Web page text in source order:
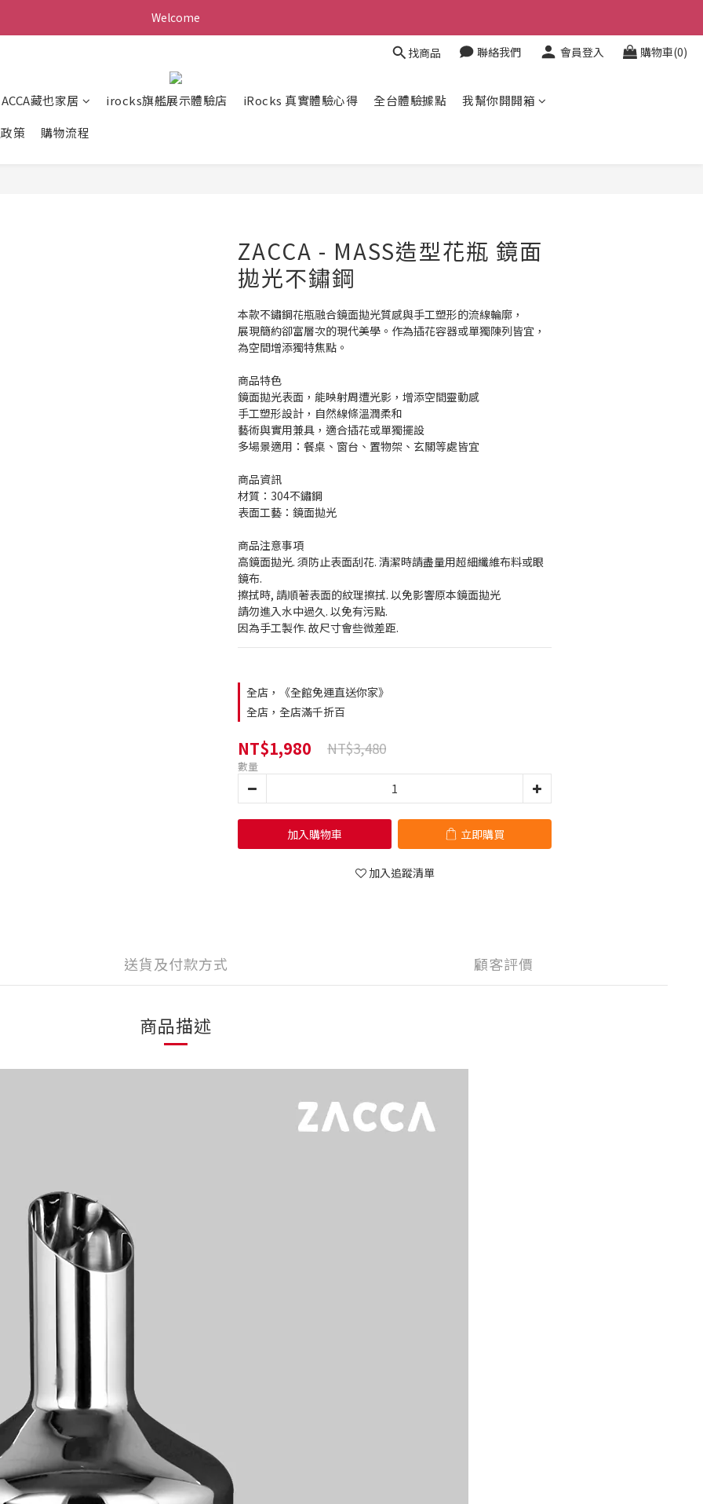
Welcome
找商品 聯絡我們 會員登入 購物車(0)
藏也家居 irocks旗艦展示體驗店 iRocks 真實體驗心得 全台體驗據點
我幫你開開箱
策
購物流程
ZACCA - MASS造型花瓶 鏡面
拋光不鏽鋼
本款不鏽鋼花瓶融合鏡面拋光質感與手工塑形的流線輪廓，
展現簡約卻富層次的現代美學。作為插花容器或單獨陳列皆宜，
為空間增添獨特焦點。
商品特色
鏡面拋光表面，能映射周遭光影，增添空間靈動感
手工塑形設計，自然線條溫潤柔和
藝術與實用兼具，適合插花或單獨擺設
多場景適用：餐桌、窗台、置物架、玄關等處皆宜
商品資訊
材質：304不鏽鋼
表面工藝：鏡面拋光
商品注意事項
高鏡面拋光. 須防止表面刮花. 清潔時請盡量用超細纖維布料或眼
鏡布.
擦拭時, 請順著表面的紋理擦拭. 以免影響原本鏡面拋光
請勿進入水中過久. 以免有污點.
因為手工製作. 故尺寸會些微差距.
全店，《全館免運直送你家》
全店，全店滿千折百
NT$1,980 NT$3,480
數量
加入購物車 立即購買
加入追蹤清單
送貨及付款方式 顧客評價
商品描述